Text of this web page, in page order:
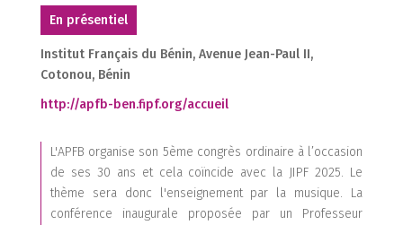
En présentiel
Institut Français du Bénin, Avenue Jean-Paul II,
Cotonou, Bénin
http://apfb-ben.fipf.org/accueil
L'APFB organise son 5ème congrès ordinaire à l’occasion
de ses 30 ans et cela coïncide avec la JIPF 2025. Le
thème sera donc l'enseignement par la musique. La
conférence inaugurale proposée par un Professeur
1